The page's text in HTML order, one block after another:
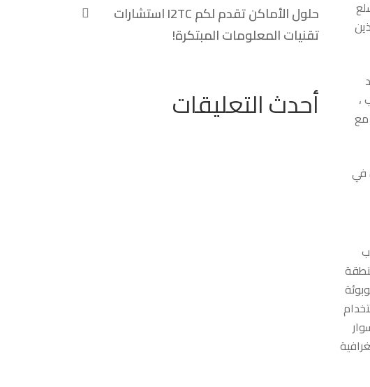
،
مع
في
حلول الأماكن تقدم لكم I2TC استشارات
تقنيات المعلومات المبتكرة!
أحدث التعليقات